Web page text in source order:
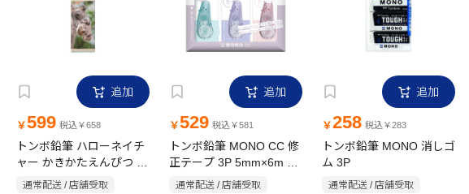
追加
￥599 税込￥658
トンボ鉛筆 ハローネイチ
ャー かきかたえんぴつ B
12本入 コアラ
通常配送 / 店舗受取
追加
￥529 税込￥581
トンボ鉛筆 MONO CC 修
正テープ 3P 5mm×6m 使
い切りタイプ
通常配送 / 店舗受取
追加
￥258 税込￥283
トンボ鉛筆 MONO 消しゴ
ム 3P
通常配送 / 店舗受取